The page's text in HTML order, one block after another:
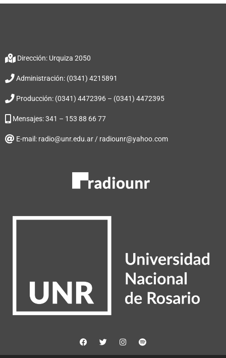
Dirección: Urquiza 2050
Administración: (0341) 4215891
Producción: (0341) 4472396 – (0341) 4472395
Mensajes: 341 – 153 88 66 77
E-mail: radio@unr.edu.ar / radiounr@yahoo.com